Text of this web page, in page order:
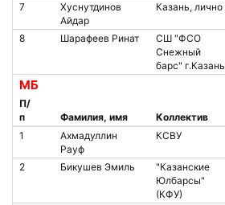
7
Хуснутдинов
Айдар
Казань, лично
8
Шарафеев Ринат
СШ "ФСО
Снежный
барс" г.Казань
МБ
П/
п
Фамилия, имя Коллектив
1
Ахмадуллин
Рауф
КСВУ
2 Бикушев Эмиль
"Казанские
Юлбарсы"
(КФУ)